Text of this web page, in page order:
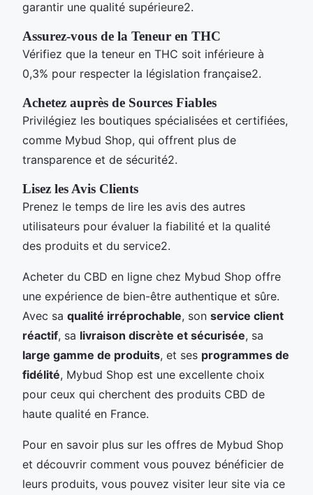
garantir une qualité supérieure2.
Assurez-vous de la Teneur en THC
Vérifiez que la teneur en THC soit inférieure à
0,3% pour respecter la législation française2.
Achetez auprès de Sources Fiables
Privilégiez les boutiques spécialisées et certifiées,
comme Mybud Shop, qui offrent plus de
transparence et de sécurité2.
Lisez les Avis Clients
Prenez le temps de lire les avis des autres
utilisateurs pour évaluer la fiabilité et la qualité
des produits et du service2.
Acheter du CBD en ligne chez Mybud Shop offre
une expérience de bien-être authentique et sûre.
Avec sa qualité irréprochable, son service client
réactif, sa livraison discrète et sécurisée, sa
large gamme de produits, et ses programmes de
fidélité, Mybud Shop est une excellente choix
pour ceux qui cherchent des produits CBD de
haute qualité en France.
Pour en savoir plus sur les offres de Mybud Shop
et découvrir comment vous pouvez bénéficier de
leurs produits, vous pouvez visiter leur site via ce